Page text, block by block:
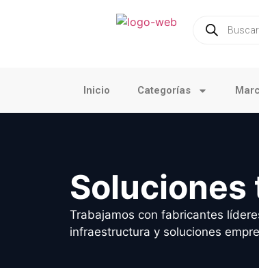
Inicio Categorías
Soluciones
Trabajamos con fabricantes
infraestructura y soluciones